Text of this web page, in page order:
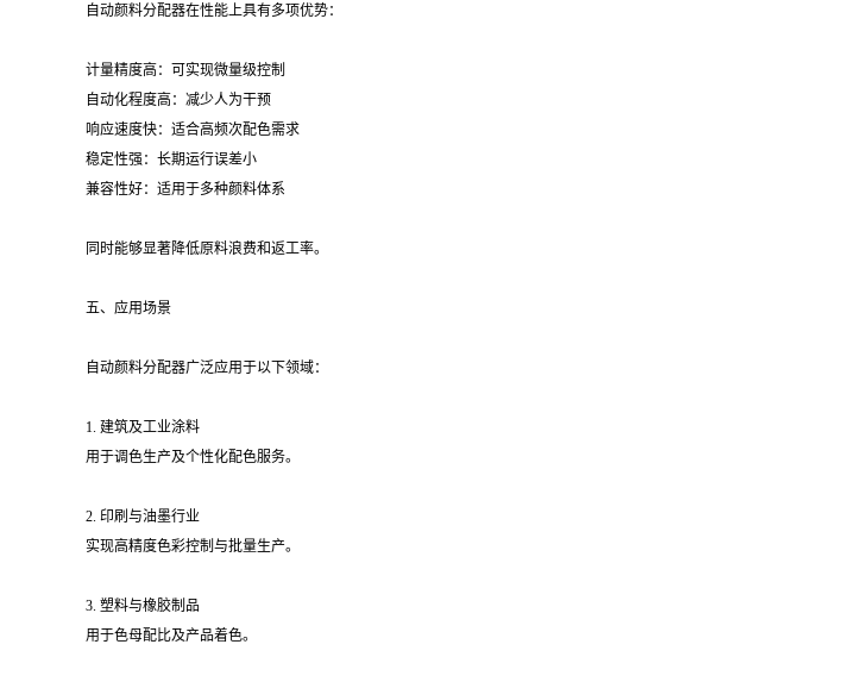
自动颜料分配器在性能上具有多项优势：
计量精度高：可实现微量级控制
自动化程度高：减少人为干预
响应速度快：适合高频次配色需求
稳定性强：长期运行误差小
兼容性好：适用于多种颜料体系
同时能够显著降低原料浪费和返工率。
五、应用场景
自动颜料分配器广泛应用于以下领域：
1. 建筑及工业涂料
用于调色生产及个性化配色服务。
2. 印刷与油墨行业
实现高精度色彩控制与批量生产。
3. 塑料与橡胶制品
用于色母配比及产品着色。